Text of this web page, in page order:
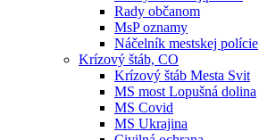
Rady občanom
MsP oznamy
Náčelník mestskej polície
Krízový štáb, CO
Krízový štáb Mesta Svit
MS most Lopušná dolina
MS Covid
MS Ukrajina